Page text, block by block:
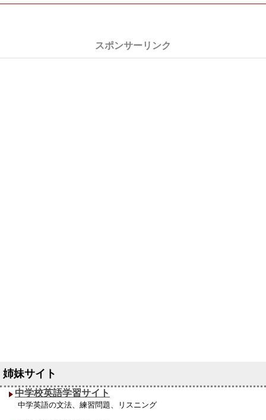
中学校英語学習サイト
中学英語の文法、練習問題、リスニング